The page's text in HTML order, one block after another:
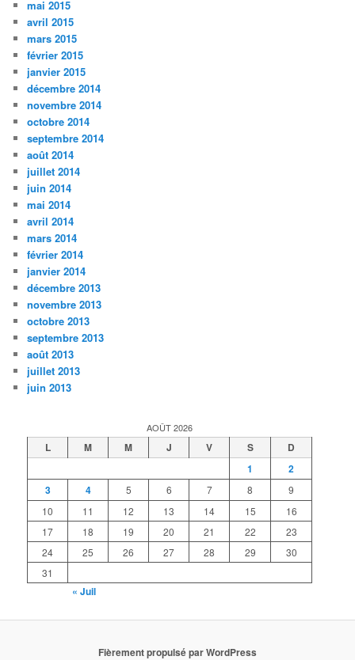
mai 2015
avril 2015
mars 2015
février 2015
janvier 2015
décembre 2014
novembre 2014
octobre 2014
septembre 2014
août 2014
juillet 2014
juin 2014
mai 2014
avril 2014
mars 2014
février 2014
janvier 2014
décembre 2013
novembre 2013
octobre 2013
septembre 2013
août 2013
juillet 2013
juin 2013
AOÛT 2026
L M M J V S
D
1
2
3
4 5 6 7 8
9
10
11 12 13 14 15
16
17
18 19 20 21 22
23
24
25 26 27 28 29
30
31
« Juil
Fièrement propulsé par WordPress